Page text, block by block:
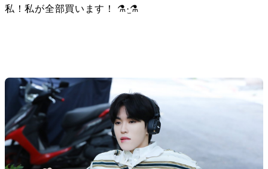
私！私が全部買います！ ⚗︎·̫⚗︎